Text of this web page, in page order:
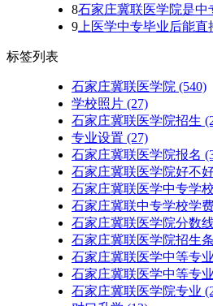
8石家庄冀联医学院是中
9 上医学中专毕业后能直
标签列表
石家庄冀联医学院 (540)
学校照片 (27)
石家庄冀联医学院招生
专业设置 (27)
石家庄冀联医学院报名
石家庄冀联医学院好不
石家庄冀联医学中专学
石家庄冀联中专学校学
石家庄冀联医学院分数
石家庄冀联医学院招生
石家庄冀联医学中等专
石家庄冀联医学中等专
石家庄冀联医学院专业